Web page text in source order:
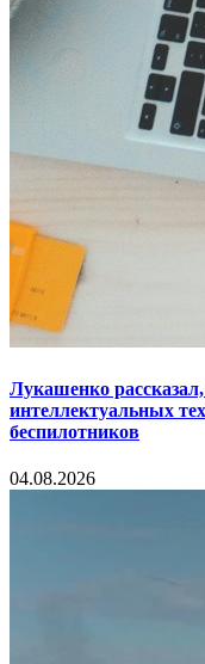
Лукашенко
интеллектуальных
беспилотников
04.08.2026